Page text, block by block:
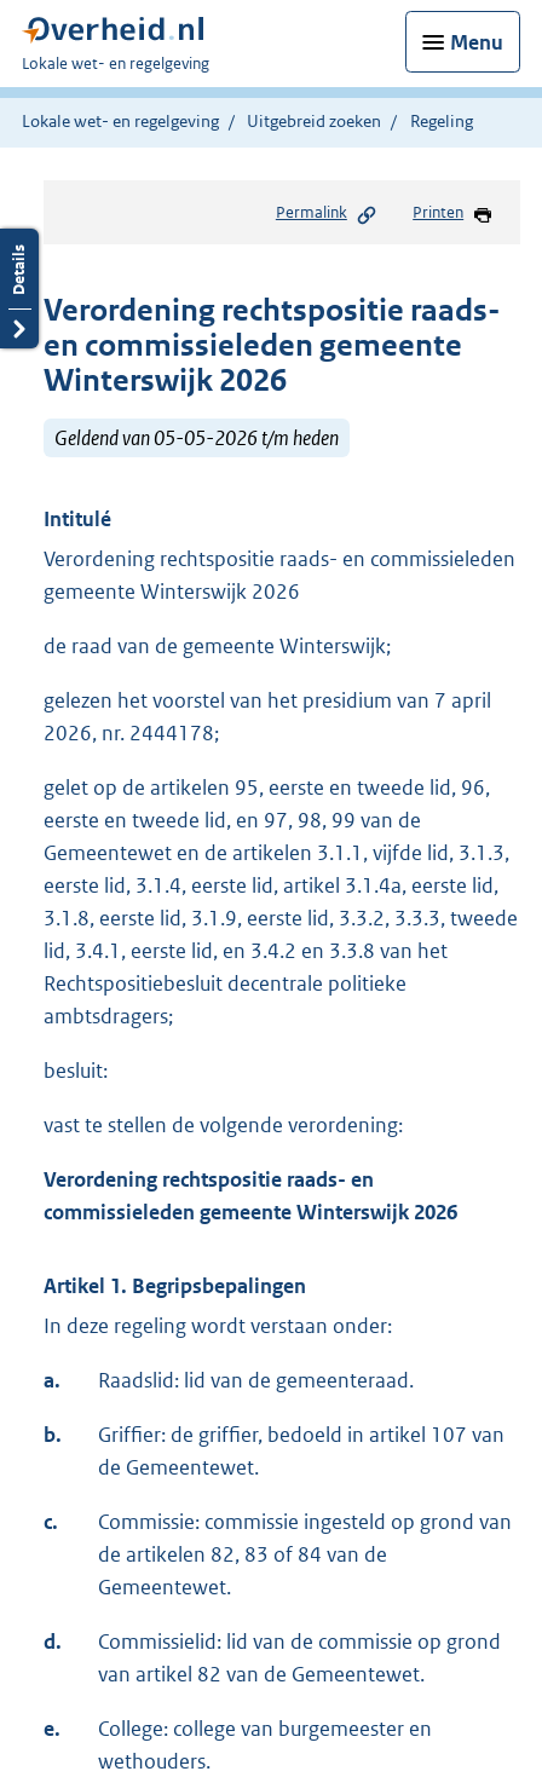
Menu
U
bent
hier:
Lokale wet- en regelgeving
Lokale wet- en regelgeving Uitgebreid zoeken Regeling
Permalink Printen
Verordening rechtspositie raads-
en commissieleden gemeente
Winterswijk 2026
Geldend van 05-05-2026 t/m heden
Intitulé
Verordening rechtspositie raads- en commissieleden
gemeente Winterswijk 2026
de raad van de gemeente Winterswijk;
gelezen het voorstel van het presidium van 7 april
2026, nr. 2444178;
gelet op de artikelen 95, eerste en tweede lid, 96,
eerste en tweede lid, en 97, 98, 99 van de
Gemeentewet en de artikelen 3.1.1, vijfde lid, 3.1.3,
eerste lid, 3.1.4, eerste lid, artikel 3.1.4a, eerste lid,
3.1.8, eerste lid, 3.1.9, eerste lid, 3.3.2, 3.3.3, tweede
lid, 3.4.1, eerste lid, en 3.4.2 en 3.3.8 van het
Rechtspositiebesluit decentrale politieke
ambtsdragers;
besluit:
vast te stellen de volgende verordening:
Verordening rechtspositie raads- en
commissieleden gemeente Winterswijk 2026
Artikel 1. Begripsbepalingen
In deze regeling wordt verstaan onder:
a. Raadslid: lid van de gemeenteraad.
b.
Griffier: de griffier, bedoeld in artikel 107 van
de Gemeentewet.
c.
Commissie: commissie ingesteld op grond van
de artikelen 82, 83 of 84 van de
Gemeentewet.
d.
Commissielid: lid van de commissie op grond
van artikel 82 van de Gemeentewet.
e.
College: college van burgemeester en
wethouders.